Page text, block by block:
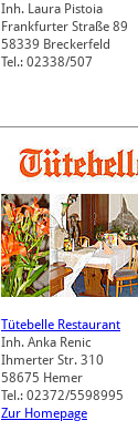
Inh. Laura Pistoia
Frankfurter Straße 89
58339 Breckerfeld
Tel.: 02338/507
Tütebelle Restaurant
Inh. Anka Renic
Ihmerter Str. 310
58675 Hemer
Tel.: 02372/5598995
Zur Homepage